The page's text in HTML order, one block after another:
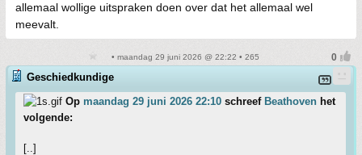
allemaal wollige uitspraken doen over dat het allemaal wel
meevalt.
• maandag 29 juni 2026 @ 22:22 • 265
Geschiedkundige
Op maandag 29 juni 2026 22:10 schreef Beathoven het
volgende:
[..]